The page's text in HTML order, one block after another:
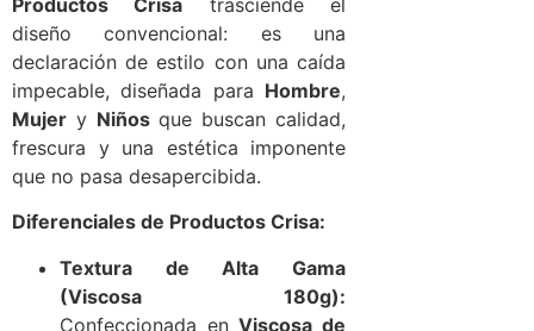
Productos Crisa trasciende el
diseño convencional: es una
declaración de estilo con una caída
impecable, diseñada para Hombre,
Mujer y Niñosque buscan calidad,
frescura y una estética imponente
que no pasa desapercibida.
Diferenciales de Productos Crisa:
Textura de Alta Gama
(Viscosa 180g):
Confeccionada enViscosa de